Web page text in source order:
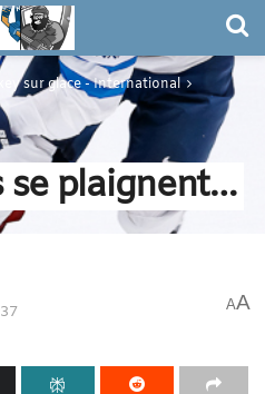
sur glace - International
se plaignent…
AA